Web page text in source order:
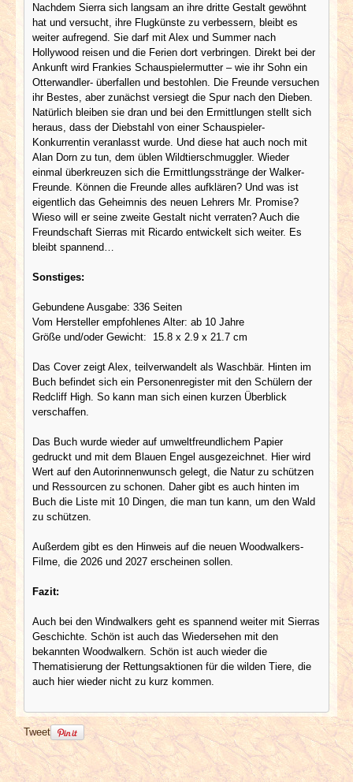
Nachdem Sierra sich langsam an ihre dritte Gestalt gewöhnt
hat und versucht, ihre Flugkünste zu verbessern, bleibt es
weiter aufregend. Sie darf mit Alex und Summer nach
Hollywood reisen und die Ferien dort verbringen. Direkt bei der
Ankunft wird Frankies Schauspielermutter – wie ihr Sohn ein
Otterwandler- überfallen und bestohlen. Die Freunde versuchen
ihr Bestes, aber zunächst versiegt die Spur nach den Dieben.
Natürlich bleiben sie dran und bei den Ermittlungen stellt sich
heraus, dass der Diebstahl von einer Schauspieler-
Konkurrentin veranlasst wurde. Und diese hat auch noch mit
Alan Dorn zu tun, dem üblen Wildtierschmuggler. Wieder
einmal überkreuzen sich die Ermittlungsstränge der Walker-
Freunde. Können die Freunde alles aufklären? Und was ist
eigentlich das Geheimnis des neuen Lehrers Mr. Promise?
Wieso will er seine zweite Gestalt nicht verraten? Auch die
Freundschaft Sierras mit Ricardo entwickelt sich weiter. Es
bleibt spannend…
Sonstiges:
Gebundene Ausgabe: 336 Seiten
Vom Hersteller empfohlenes Alter: ab 10 Jahre
Größe und/oder Gewicht: ‎ 15.8 x 2.9 x 21.7 cm
Das Cover zeigt Alex, teilverwandelt als Waschbär. Hinten im
Buch befindet sich ein Personenregister mit den Schülern der
Redcliff High. So kann man sich einen kurzen Überblick
verschaffen.
Das Buch wurde wieder auf umweltfreundlichem Papier
gedruckt und mit dem Blauen Engel ausgezeichnet. Hier wird
Wert auf den Autorinnenwunsch gelegt, die Natur zu schützen
und Ressourcen zu schonen. Daher gibt es auch hinten im
Buch die Liste mit 10 Dingen, die man tun kann, um den Wald
zu schützen.
Außerdem gibt es den Hinweis auf die neuen Woodwalkers-
Filme, die 2026 und 2027 erscheinen sollen.
Fazit:
Auch bei den Windwalkers geht es spannend weiter mit Sierras
Geschichte. Schön ist auch das Wiedersehen mit den
bekannten Woodwalkern. Schön ist auch wieder die
Thematisierung der Rettungsaktionen für die wilden Tiere, die
auch hier wieder nicht zu kurz kommen.
Tweet